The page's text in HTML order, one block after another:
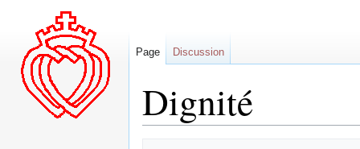
Dignité
Page Discussion